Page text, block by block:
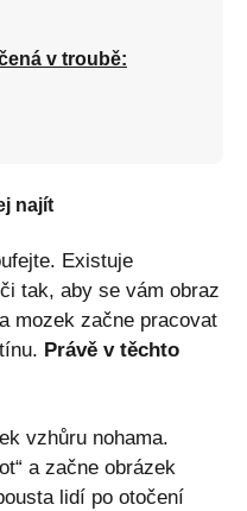
v troubě:
najít
Existuje
tak, aby se vám obraz
mozek začne pracovat
Právě v těchto
vzhůru nohama.
a začne obrázek
lidí po otočení